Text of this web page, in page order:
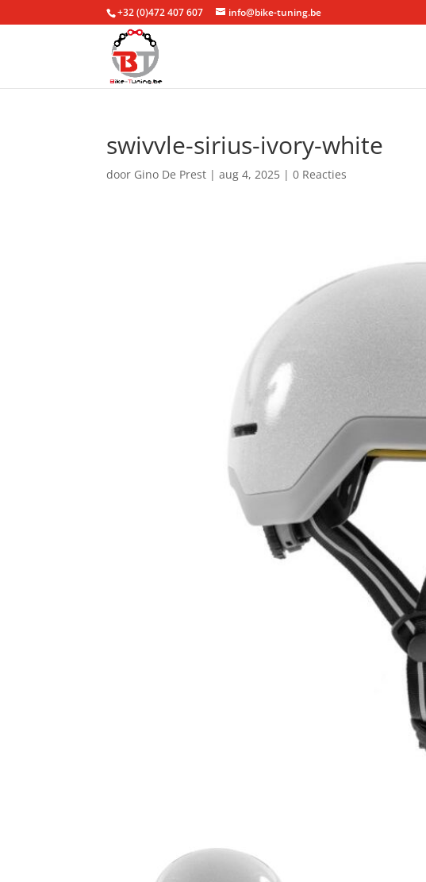
+32 (0)472 407 607 info@bike-tuning.be
swivvle-sirius-ivory-white
door Gino De Prest |aug 4, 2025 |0 Reacties